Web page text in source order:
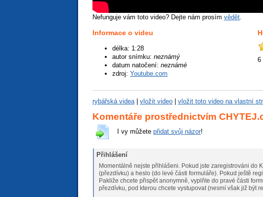
Nefunguje vám toto video? Dejte nám prosím vědět
Informace o videu
délka: 1:28
autor snímku: neznámý
datum natočení: neznámé
zdroj: Youtube.com
6
rybářská videa| vložit video vložit toto video na vlastní
Komentáře prostřednictvím
I vy můžete přidat svůj názor!
Přihlášení
Momentálně nejste přihlášeni. Pokud jste zaregistrováni do
(přezdívku) a heslo (do
Pakliže chcete přispět anonymně, vyplňte do pravé části
přezdívku, pod kterou chcete vystupovat (nesmí však již být